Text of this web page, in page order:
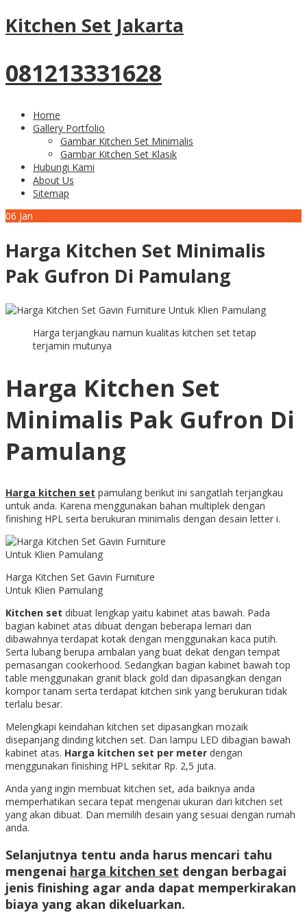
Kitchen Set Jakarta
081213331628
Home
Gallery Portfolio
Gambar Kitchen Set Minimalis
Gambar Kitchen Set Klasik
Hubungi Kami
About Us
Sitemap
06 Jan
Harga Kitchen Set Minimalis
Pak Gufron Di Pamulang
Harga terjangkau namun kualitas kitchen set tetap
terjamin mutunya
Harga Kitchen Set
Minimalis Pak Gufron Di
Pamulang
Harga kitchen set pamulang berikut ini sangatlah terjangkau
untuk anda. Karena menggunakan bahan multiplek dengan
finishing HPL serta berukuran minimalis dengan desain letter i.
Harga Kitchen Set Gavin Furniture
Untuk Klien Pamulang
Kitchen set dibuat lengkap yaitu kabinet atas bawah. Pada
bagian kabinet atas dibuat dengan beberapa lemari dan
dibawahnya terdapat kotak dengan menggunakan kaca putih.
Serta lubang berupa ambalan yang buat dekat dengan tempat
pemasangan cookerhood. Sedangkan bagian kabinet bawah top
table menggunakan granit black gold dan dipasangkan dengan
kompor tanam serta terdapat kitchen sink yang berukuran tidak
terlalu besar.
Melengkapi keindahan kitchen set dipasangkan mozaik
disepanjang dinding kitchen set. Dan lampu LED dibagian bawah
kabinet atas. Harga kitchen set per meter dengan
menggunakan finishing HPL sekitar Rp. 2,5 juta.
Anda yang ingin membuat kitchen set, ada baiknya anda
memperhatikan secara tepat mengenai ukuran dari kitchen set
yang akan dibuat. Dan memilih desain yang sesuai dengan rumah
anda.
Selanjutnya tentu anda harus mencari tahu
mengenai harga kitchen set dengan berbagai
jenis finishing agar anda dapat memperkirakan
biaya yang akan dikeluarkan.